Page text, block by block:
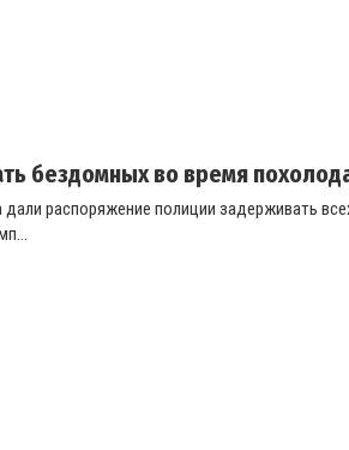
бездомных во время
распоряжение полиции задерживать